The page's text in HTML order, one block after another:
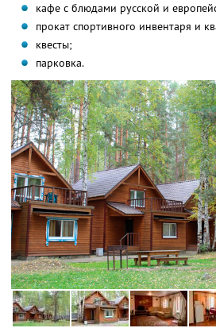
кафе с блюдами русской и
прокат спортивного инвентаря и
квесты;
парковка.